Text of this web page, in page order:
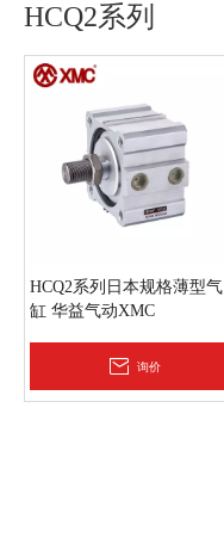
HCQ2系列
HCQ2系列日本规格薄型气
缸 华益气动XMC
询价